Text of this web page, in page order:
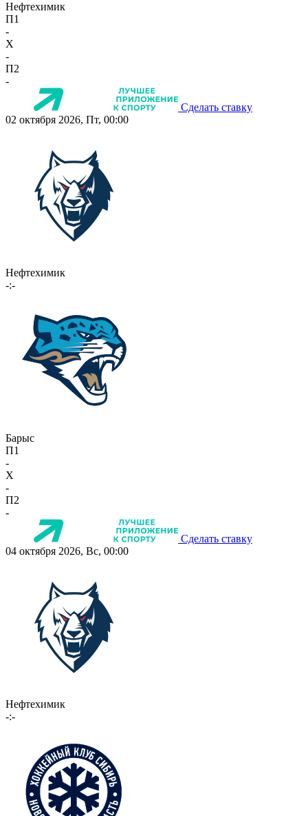
Нефтехимик
П1
-
X
-
П2
-
Сделать ставку
02 октября 2026, Пт, 00:00
Нефтехимик
-:-
Барыс
П1
-
X
-
П2
-
Сделать ставку
04 октября 2026, Вс, 00:00
Нефтехимик
-:-